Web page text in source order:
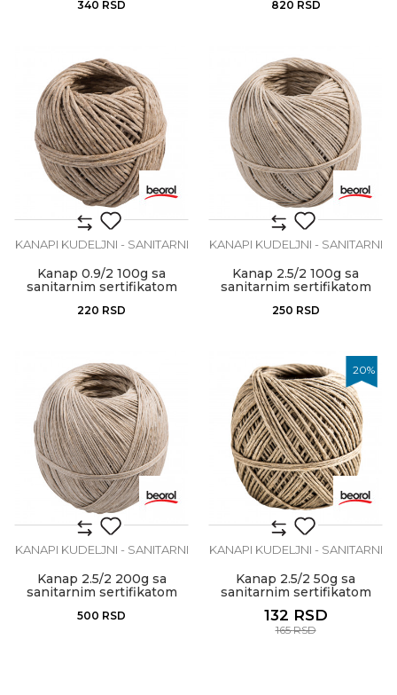
340 RSD 820 RSD
KANAPI KUDELJNI - SANITARNI
Kanap 0.9/2 100g sa
sanitarnim sertifikatom
220 RSD
KANAPI KUDELJNI - SANITARNI
Kanap 2.5/2 100g sa
sanitarnim sertifikatom
250 RSD
KANAPI KUDELJNI - SANITARNI
Kanap 2.5/2 200g sa
sanitarnim sertifikatom
500 RSD
20%
KANAPI KUDELJNI - SANITARNI
Kanap 2.5/2 50g sa
sanitarnim sertifikatom
132 RSD
165RSD